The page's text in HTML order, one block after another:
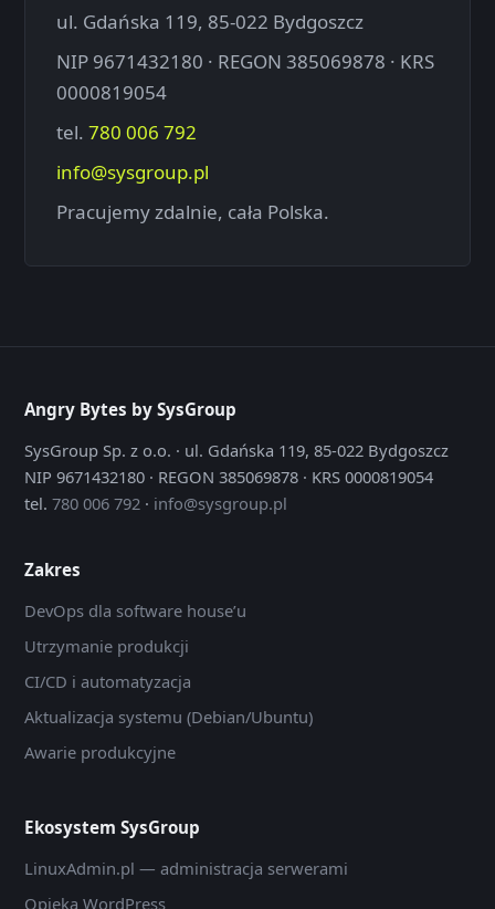
ul. Gdańska 119, 85-022 Bydgoszcz
NIP 9671432180 · REGON 385069878 · KRS
0000819054
tel. 780 006 792
info@sysgroup.pl
Pracujemy zdalnie, cała Polska.
Angry Bytes by SysGroup
SysGroup Sp. z o.o. · ul. Gdańska 119, 85-022 Bydgoszcz
NIP 9671432180 · REGON 385069878 · KRS 0000819054
tel. 780 006 792 · info@sysgroup.pl
Zakres
DevOps dla software house’u
Utrzymanie produkcji
CI/CD i automatyzacja
Aktualizacja systemu (Debian/Ubuntu)
Awarie produkcyjne
Ekosystem SysGroup
LinuxAdmin.pl — administracja serwerami
Opieka WordPress